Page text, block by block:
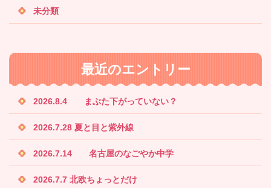
未分類
最近のエントリー
2026.8.4 まぶた下がっていない？
2026.7.28 夏と目と紫外線
2026.7.14 名古屋のなごやか中学
2026.7.7 北欧ちょっとだけ